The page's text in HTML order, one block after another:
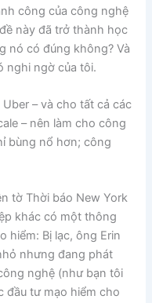
công của công nghệ
này đã trở thành học
nó có đúng không? Và
nghi ngờ của tôi.
– và cho tất cả các
– nên làm cho công
bùng nổ hơn; công
tờ Thời báo New York
khác có một thông
hiểm: Bị lạc, ông Erin
nhưng đang phát
nghệ (như bạn tôi
đầu tư mạo hiểm cho